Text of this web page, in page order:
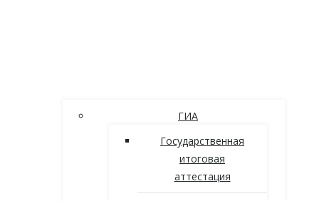
ГИА
Государственная
итоговая
аттестация